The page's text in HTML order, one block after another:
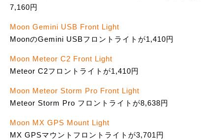
7,160円
Moon Gemini USB Front Light
MoonのGemini USBフロントライトが1,410円
Moon Meteor C2 Front Light
Meteor C2フロントライトが1,410円
Moon Meteor Storm Pro Front Light
Meteor Storm Pro フロントライトが8,638円
Moon MX GPS Mount Light
MX GPSマウントフロントライトが3,701円